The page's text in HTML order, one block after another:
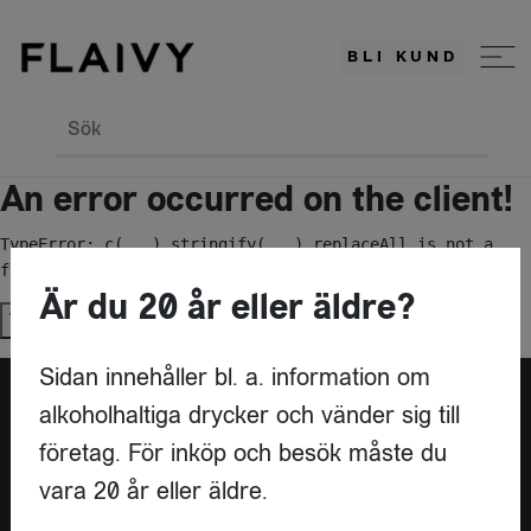
BLI KUND
Sök
An error occurred on the client!
TypeError: c(...).stringify(...).replaceAll is not a
function
Try again
Är du leverantör?
Är du 20 år eller äldre?
Sidan innehåller bl. a. information om
alkoholhaltiga drycker och vänder sig till
företag. För inköp och besök måste du
vara 20 år eller äldre.